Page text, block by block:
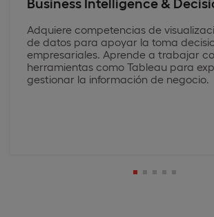
Adquiere competencias de
de datos para apoyar la toma
empresariales. Aprende a trabajar
herramientas como Tableau para
gestionar la información de negocio.